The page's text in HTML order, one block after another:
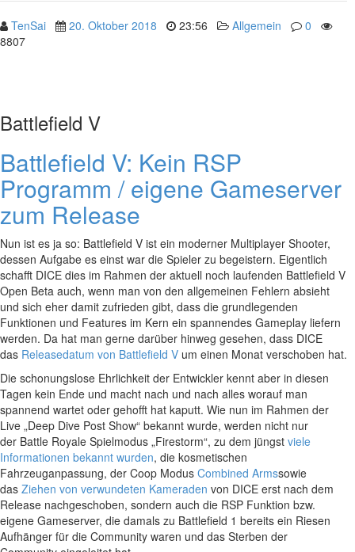
TenSai 20. Oktober 2018 23:56 Allgemein
0
8807
Battlefield V
Battlefield V: Kein RSP
Programm / eigene Gameserver
zum Release
Nun ist es ja so: Battlefield V ist ein moderner Multiplayer Shooter,
dessen Aufgabe es einst war die Spieler zu begeistern. Eigentlich
schafft DICE dies im Rahmen der aktuell noch laufenden Battlefield V
Open Beta auch, wenn man von den allgemeinen Fehlern absieht
und sich eher damit zufrieden gibt, dass die grundlegenden
Funktionen und Features im Kern ein spannendes Gameplay liefern
werden. Da hat man gerne darüber hinweg gesehen, dass DICE
das Releasedatum von Battlefield V um einen Monat verschoben hat.
Die schonungslose Ehrlichkeit der Entwickler kennt aber in diesen
Tagen kein Ende und macht nach und nach alles worauf man
spannend wartet oder gehofft hat kaputt. Wie nun im Rahmen der
Live „Deep Dive Post Show“ bekannt wurde, werden nicht nur
der Battle Royale Spielmodus „Firestorm“, zu dem jüngst viele
Informationen bekannt wurden, die kosmetischen
Fahrzeuganpassung, der Coop Modus Combined Armssowie
das Ziehen von verwundeten Kameraden von DICE erst nach dem
Release nachgeschoben, sondern auch die RSP Funktion bzw.
eigene Gameserver, die damals zu Battlefield 1 bereits ein Riesen
Aufhänger für die Community waren und das Sterben der